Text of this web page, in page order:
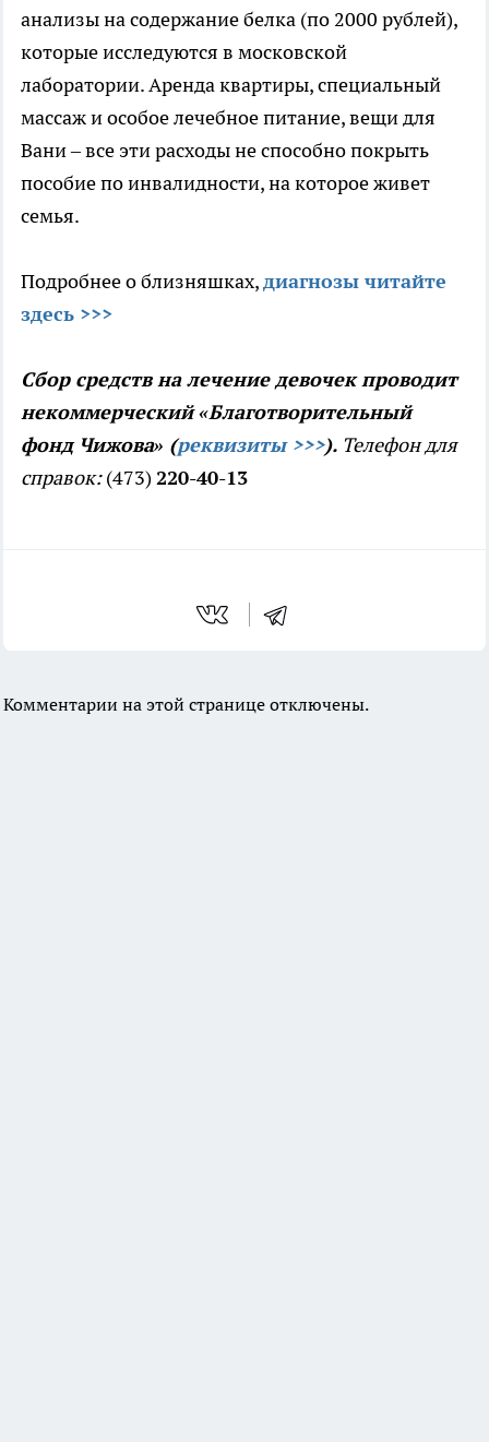
анализы на содержание белка (по 2000 рублей),
которые исследуются в московской
лаборатории. Аренда квартиры, специальный
массаж и особое лечебное питание, вещи для
Вани – все эти расходы не способно покрыть
пособие по инвалидности, на которое живет
семья.
Подробнее о близняшках,диагнозы читайте
здесь >>>
Сбор средств на лечение девочек проводит
некоммерческий «Благотворительный
фонд Чижова» (реквизиты >>>). Телефон для
справок:(473) 220-40-13
Комментарии на этой странице отключены.